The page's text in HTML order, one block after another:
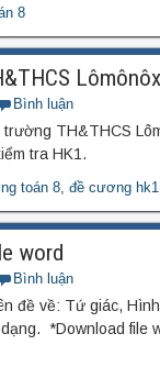
8
Bình luận
TH&THCS
tra HK1.
toán 8, đề cương hk1
word
Bình luận
đề về: Tứ giác,
*Download file